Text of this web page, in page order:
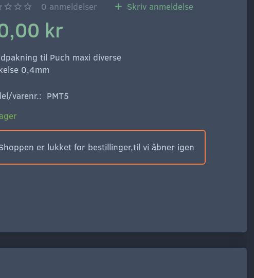
0 anmeldelser Skriv anmeldelse
kr
til Puch maxi diverse
0,4mm
varenr.: PMT5
er lukket for bestillinger,til vi åbner igen